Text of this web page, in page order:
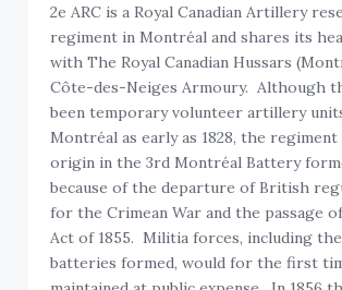
2e ARC is a Royal Canadian Artillery
regiment in Montréal and shares its
with The Royal Canadian Hussars
Côte-des-Neiges Armoury. Although
been temporary volunteer artillery
Montréal as early as 1828, the regiment
origin in the 3rd Montréal Battery
because of the departure of British
for the Crimean War and the passage
Act of 1855. Militia forces, including
batteries formed, would for the first